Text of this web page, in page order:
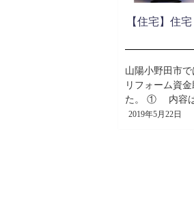
【住宅】住
山陽小野田市
リフォーム資
た。 ① 内容は
2019年5月22日